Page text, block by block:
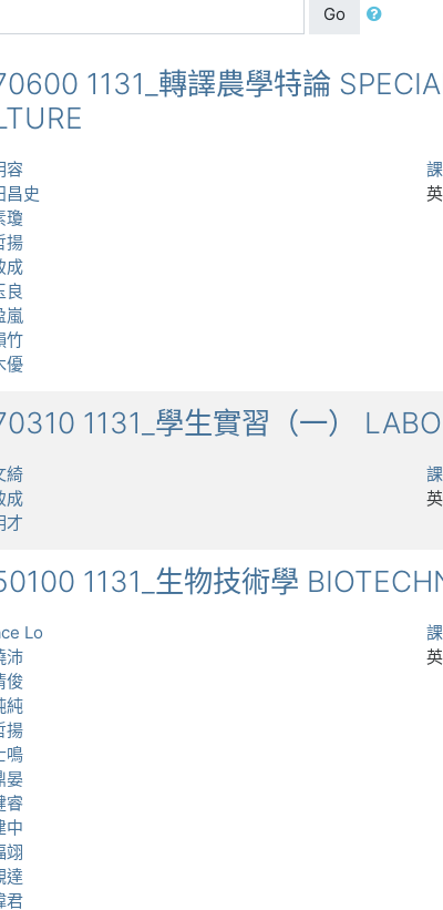
Go
1131_轉譯農學特論
容
昌史
瓊
揚
成
良
嵐
竹
優
1131_學生實習（一）
綺
成
才
1131_生物技術學
Lo
沛
俊
純
揚
鳴
晏
睿
中
翊
達
君